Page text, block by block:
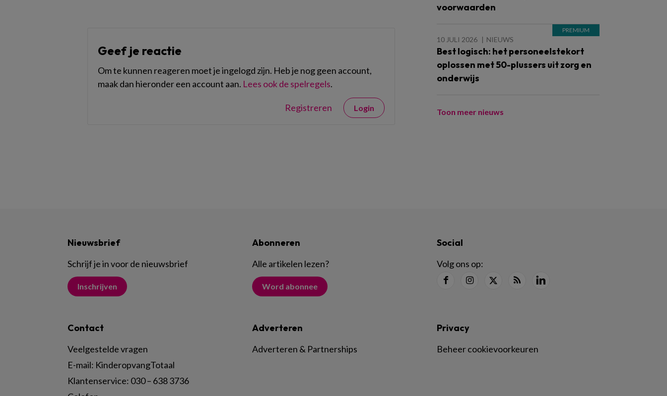
Geef je reactie
Om te kunnen reageren moet je ingelogd zijn. Heb je nog geen account,
maak dan hieronder een account aan. Lees ook de spelregels.
Registreren Login
voorwaarden
10 JULI 2026 NIEUWS
Best logisch: het personeelstekort
oplossen met 50-plussers uit zorg en
onderwijs
Toon meer nieuws
Nieuwsbrief
Schrijf je in voor de nieuwsbrief
Inschrijven
Abonneren
Alle artikelen lezen?
Word abonnee
Social
Volg ons op:
Contact
Veelgestelde vragen
E-mail: KinderopvangTotaal
Klantenservice: 030 – 638 3736
Adverteren
Adverteren & Partnerships
Privacy
Beheer cookievoorkeuren